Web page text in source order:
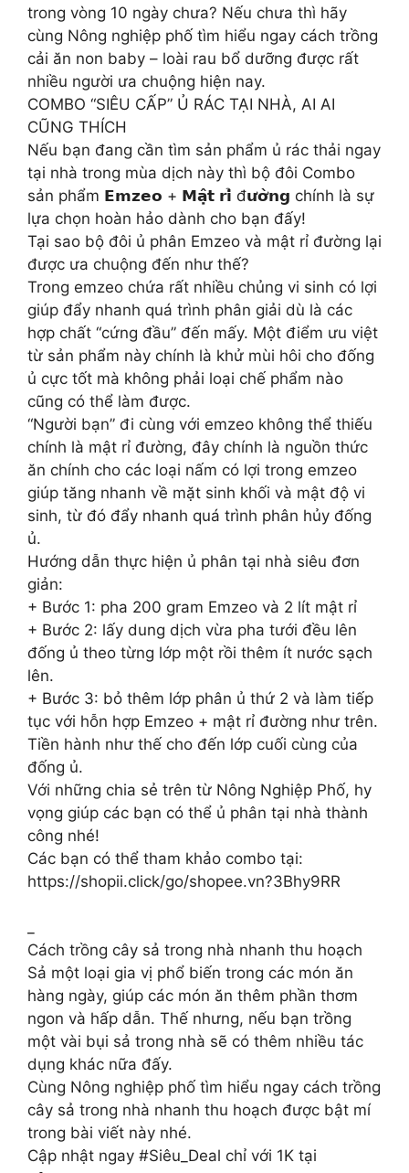
trong vòng 10 ngày chưa? Nếu chưa thì hãy
cùng Nông nghiệp phố tìm hiểu ngay cách trồng
cải ăn non baby – loài rau bổ dưỡng được rất
nhiều người ưa chuộng hiện nay.
COMBO “SIÊU CẤP” Ủ RÁC TẠI NHÀ, AI AI
CŨNG THÍCH
Nếu bạn đang cần tìm sản phẩm ủ rác thải ngay
tại nhà trong mùa dịch này thì bộ đôi Combo
sản phẩm 𝗘𝗺𝘇𝗲𝗼 + 𝗠𝗮̣̂𝘁 𝗿𝗶̉ đ𝘂̛𝗼̛̀𝗻𝗴 chính là sự
lựa chọn hoàn hảo dành cho bạn đấy!
Tại sao bộ đôi ủ phân Emzeo và mật rỉ đường lại
được ưa chuộng đến như thế?
Trong emzeo chứa rất nhiều chủng vi sinh có lợi
giúp đẩy nhanh quá trình phân giải dù là các
hợp chất “cứng đầu” đến mấy. Một điểm ưu việt
từ sản phẩm này chính là khử mùi hôi cho đống
ủ cực tốt mà không phải loại chế phẩm nào
cũng có thể làm được.
“Người bạn” đi cùng với emzeo không thể thiếu
chính là mật rỉ đường, đây chính là nguồn thức
ăn chính cho các loại nấm có lợi trong emzeo
giúp tăng nhanh về mặt sinh khối và mật độ vi
sinh, từ đó đẩy nhanh quá trình phân hủy đống
ủ.
Hướng dẫn thực hiện ủ phân tại nhà siêu đơn
giản:
+ Bước 1: pha 200 gram Emzeo và 2 lít mật rỉ
+ Bước 2: lấy dung dịch vừa pha tưới đều lên
đống ủ theo từng lớp một rồi thêm ít nước sạch
lên.
+ Bước 3: bỏ thêm lớp phân ủ thứ 2 và làm tiếp
tục với hỗn hợp Emzeo + mật rỉ đường như trên.
Tiền hành như thế cho đến lớp cuối cùng của
đống ủ.
Với những chia sẻ trên từ Nông Nghiệp Phố, hy
vọng giúp các bạn có thể ủ phân tại nhà thành
công nhé!
Các bạn có thể tham khảo combo tại:
https://shopii.click/go/shopee.vn?3Bhy9RR
Cách trồng cây sả trong nhà nhanh thu hoạch
Sả một loại gia vị phổ biến trong các món ăn
hàng ngày, giúp các món ăn thêm phần thơm
ngon và hấp dẫn. Thế nhưng, nếu bạn trồng
một vài bụi sả trong nhà sẽ có thêm nhiều tác
dụng khác nữa đấy.
Cùng Nông nghiệp phố tìm hiểu ngay cách trồng
cây sả trong nhà nhanh thu hoạch được bật mí
trong bài viết này nhé.
Cập nhật ngay #Siêu_Deal chỉ với 1K tại